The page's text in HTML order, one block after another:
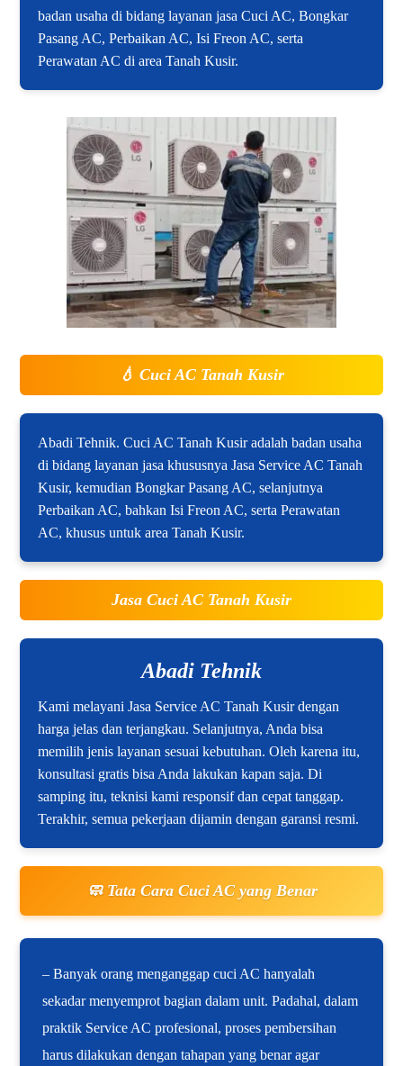
badan usaha di bidang layanan jasa Cuci AC, Bongkar
Pasang AC, Perbaikan AC, Isi Freon AC, serta
Perawatan AC di area Tanah Kusir.
💧 Cuci AC Tanah Kusir
Abadi Tehnik. Cuci AC Tanah Kusir adalah badan usaha
di bidang layanan jasa khususnya Jasa Service AC Tanah
Kusir, kemudian Bongkar Pasang AC, selanjutnya
Perbaikan AC, bahkan Isi Freon AC, serta Perawatan
AC, khusus untuk area Tanah Kusir.
Jasa Cuci AC Tanah Kusir
Abadi Tehnik
Kami melayani Jasa Service AC Tanah Kusir dengan
harga jelas dan terjangkau. Selanjutnya, Anda bisa
memilih jenis layanan sesuai kebutuhan. Oleh karena itu,
konsultasi gratis bisa Anda lakukan kapan saja. Di
samping itu, teknisi kami responsif dan cepat tanggap.
Terakhir, semua pekerjaan dijamin dengan garansi resmi.
🧼 Tata Cara Cuci AC yang Benar
– Banyak orang menganggap cuci AC hanyalah
sekadar menyemprot bagian dalam unit. Padahal, dalam
praktik Service AC profesional, proses pembersihan
harus dilakukan dengan tahapan yang benar agar